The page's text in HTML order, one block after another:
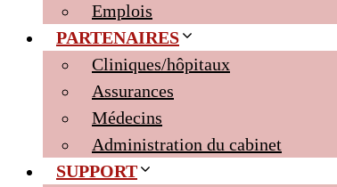
Emplois
PARTENAIRES
Cliniques/hôpitaux
Assurances
Médecins
Administration du cabinet
SUPPORT